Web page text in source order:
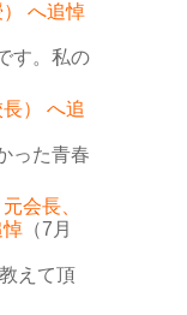
） へ追悼
す。私の
） へ追
った青春
会長、
悼 （7月
えて頂